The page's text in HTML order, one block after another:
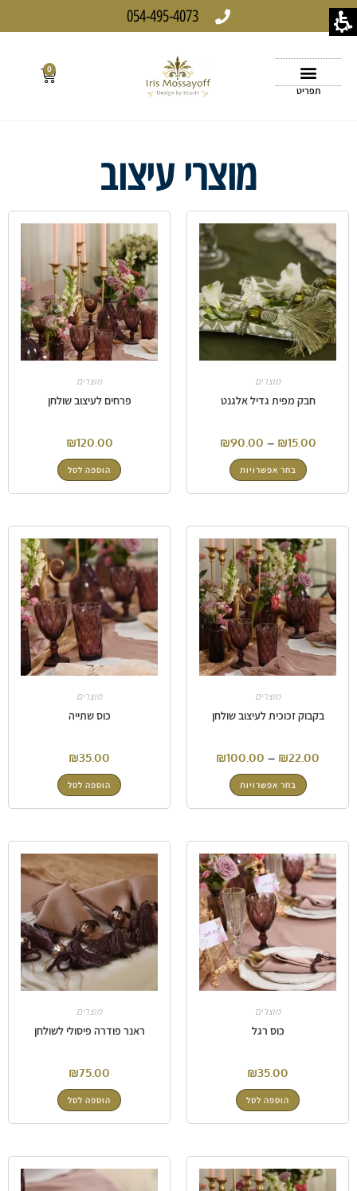
054-495-4073
תפריט
0
מוצרי עיצוב
מוצרים
חבק מפית גדיל אלגנט
₪15.00
–
₪90.00
בחר אפשרויות
מוצרים
פרחים לעיצוב שולחן
₪120.00
הוספה לסל
מוצרים
בקבוק זכוכית לעיצוב שולחן
₪22.00
–
₪100.00
בחר אפשרויות
מוצרים
כוס שתייה
₪35.00
הוספה לסל
מוצרים
כוס רגל
₪35.00
הוספה לסל
מוצרים
ראנר פודרה פיסולי לשולחן
₪75.00
הוספה לסל